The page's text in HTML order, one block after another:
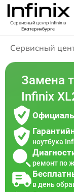
Сервисный центр Infinixв
Екатеринбурге
Сервисный
Замена
Infinix
ноутбука
ремонт по
в день